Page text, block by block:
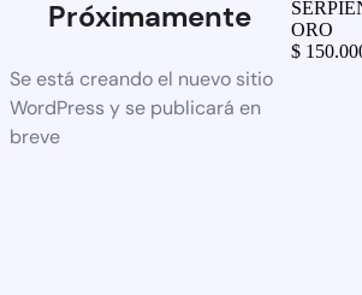
Próximamente
Se está creando el nuevo sitio
WordPress y se publicará en
breve
ORO
$